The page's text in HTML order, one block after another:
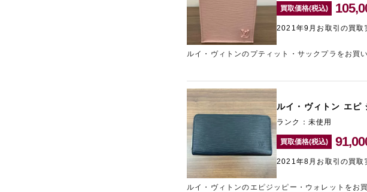
買取価格(税込)
2021年9月お取引の買取
ルイ・ヴィトンのプティット・サックプラをお買
付属している、お色もサイズも可愛らしい今流
お品物はございませんか？ギャラリーレア梅田店
ます。ルイ・ヴィトンをはじめ、ブランド品の高
ルイ・ヴィトン エピ
ランク：未使用
買取価格(税込)
2021年8月お取引の買取
ルイ・ヴィトンのエピジッピー・ウォレットをお